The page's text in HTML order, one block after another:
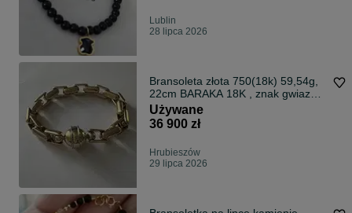
Lublin
28 lipca 2026
Bransoleta złota 750(18k) 59,54g,
22cm BARAKA 18K , znak gwiazdy
i 1045 VI męska lita Vicenza
Używane
36 900 zł
Hrubieszów
29 lipca 2026